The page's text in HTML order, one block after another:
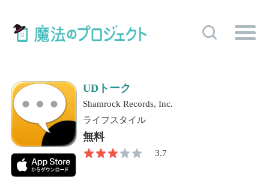
UDトーク
Shamrock Records, Inc.
ライフスタイル
無料
3.7